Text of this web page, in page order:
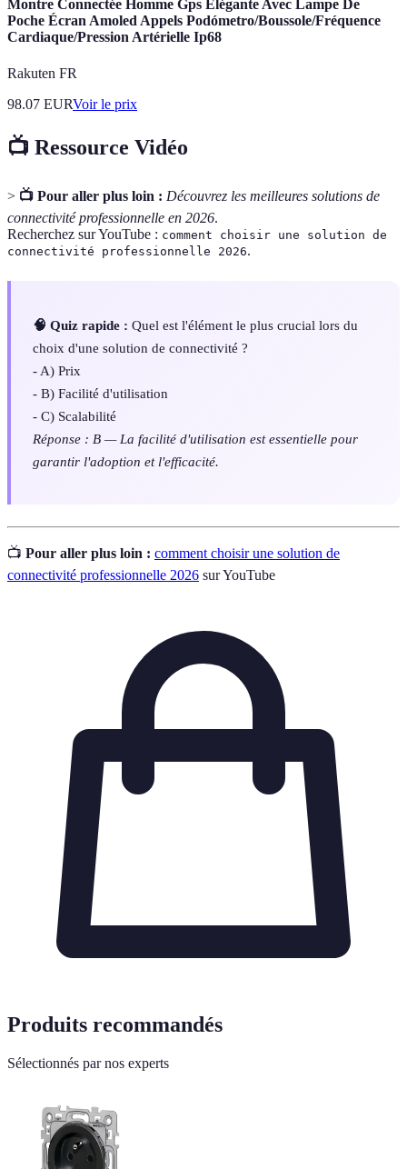
Montre Connectée Homme Gps Élégante Avec Lampe De
Poche Écran Amoled Appels Podómetro/Boussole/Fréquence
Cardiaque/Pression Artérielle Ip68
Rakuten FR
98.07 EURVoir le prix
📺 Ressource Vidéo
> 📺 Pour aller plus loin : Découvrez les meilleures solutions de
connectivité professionnelle en 2026.
Recherchez sur YouTube : comment choisir une solution de
connectivité professionnelle 2026.
🧠 Quiz rapide : Quel est l'élément le plus crucial lors du
choix d'une solution de connectivité ?
- A) Prix
- B) Facilité d'utilisation
- C) Scalabilité
Réponse : B — La facilité d'utilisation est essentielle pour
garantir l'adoption et l'efficacité.
📺 Pour aller plus loin : comment choisir une solution de
connectivité professionnelle 2026 sur YouTube
Produits recommandés
Sélectionnés par nos experts